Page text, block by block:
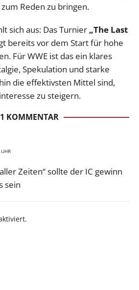
Reden zu bringen.
sich aus: Das Turnier „The Last
bereits vor dem Start für hohe
Für WWE ist das ein klares
Spekulation und starke
die effektivsten Mittel sind,
zu steigern.
1 KOMMENTAR
Zeiten“ sollte der IC gewinn
sein